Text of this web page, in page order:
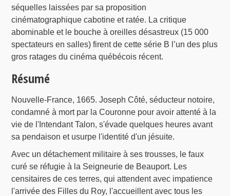
séquelles laissées par sa proposition
cinématographique cabotine et ratée. La critique
abominable et le bouche à oreilles désastreux (15 000
spectateurs en salles) firent de cette série B l’un des plus
gros ratages du cinéma québécois récent.
Résumé
Nouvelle-France, 1665. Joseph Côté, séducteur notoire,
condamné à mort par la Couronne pour avoir attenté à la
vie de l'Intendant Talon, s'évade quelques heures avant
sa pendaison et usurpe l'identité d'un jésuite.
Avec un détachement militaire à ses trousses, le faux
curé se réfugie à la Seigneurie de Beauport. Les
censitaires de ces terres, qui attendent avec impatience
l'arrivée des Filles du Roy, l'accueillent avec tous les